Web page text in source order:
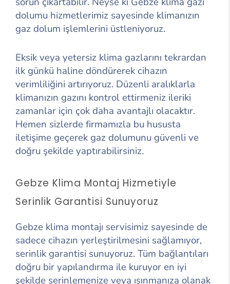
dolumu hizmetlerimiz sayesinde klimanızın
gaz dolum işlemlerini üstleniyoruz.
Eksik veya yetersiz klima gazlarını tekrardan
ilk günkü haline döndürerek cihazın
verimliliğini artırıyoruz. Düzenli aralıklarla
klimanızın gazını kontrol ettirmeniz ileriki
zamanlar için çok daha avantajlı olacaktır.
Hemen sizlerde firmamızla bu hususta
iletişime geçerek gaz dolumunu güvenli ve
doğru şekilde yaptırabilirsiniz.
Gebze Klima Montaj Hizmetiyle
Serinlik Garantisi Sunuyoruz
Gebze klima montajı servisimiz sayesinde de
sadece cihazın yerleştirilmesini sağlamıyor,
serinlik garantisi sunuyoruz. Tüm bağlantıları
doğru bir yapılandırma ile kuruyor en iyi
şekilde serinlemenize veya ısınmanıza olanak